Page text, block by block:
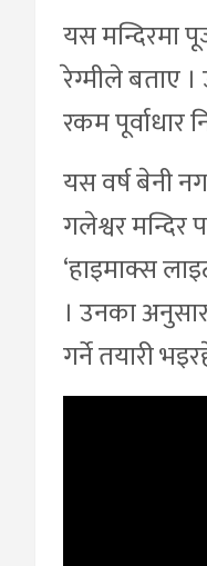
यस मन्दिरमा
रेग्मीले बताए
रकम पूर्वाधार
यस वर्ष बेनी
गलेश्वर मन्दिर
‘हाइमाक्स
। उनका
गर्ने तयारी